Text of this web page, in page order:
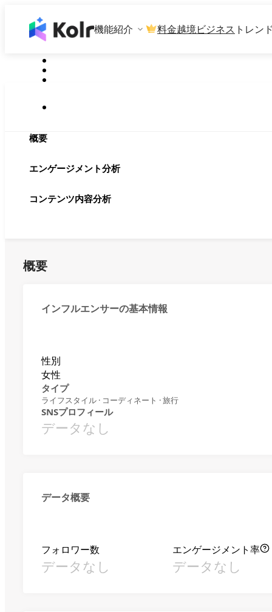
機能紹介 料金越境ビジネス トレン
概要
エンゲージメント分析
コンテンツ内容分析
概要
インフルエンサーの基本情報
性別
女性
タイプ
ライフスタイル · コーディネート · 旅行
SNSプロフィール
データなし
データ概要
フォロワー数
データなし
エンゲージメント率
データなし